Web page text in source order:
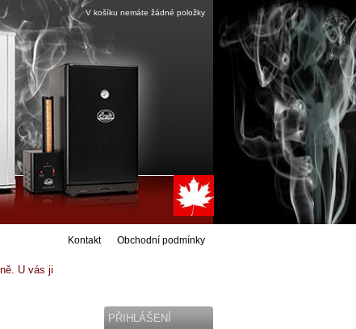
V košíku nemáte žádné položky
Kontakt Obchodní podmínky
U vás ji
PŘIHLÁŠENÍ